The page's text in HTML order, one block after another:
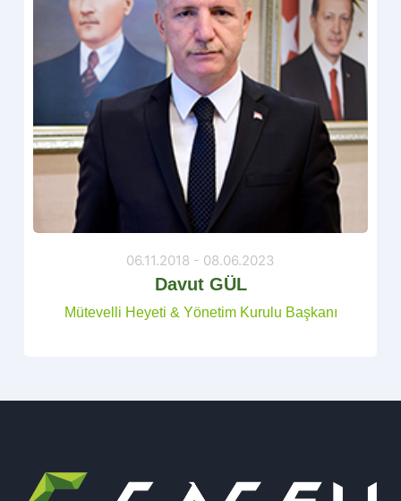
06.11.2018 - 08.06.2023
Davut GÜL
Mütevelli Heyeti & Yönetim Kurulu Başkanı